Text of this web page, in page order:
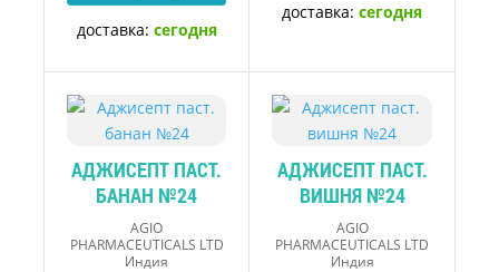
доставка: сегодня
доставка:сегодня
АДЖИСЕПТ ПАСТ.
БАНАН №24
AGIO
PHARMACEUTICALS LTD
Индия
АДЖИСЕПТ ПАСТ.
ВИШНЯ №24
AGIO
PHARMACEUTICALS LTD
Индия